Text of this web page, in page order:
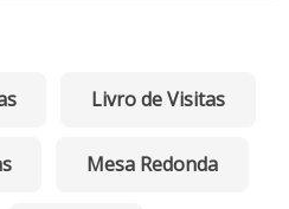
Livro de Visitas
Mesa Redonda